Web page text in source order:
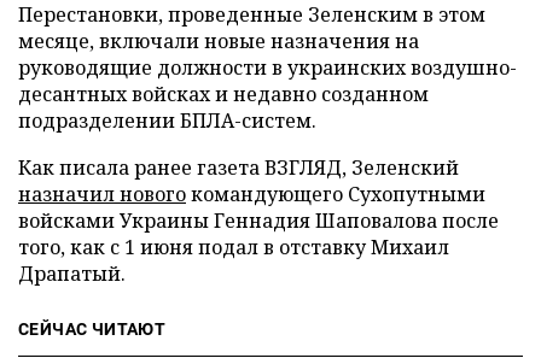
Перестановки, проведенные Зеленским в этом
месяце, включали новые назначения на
руководящие должности в украинских воздушно-
десантных войсках и недавно созданном
подразделении БПЛА-систем.
Как писала ранее газета ВЗГЛЯД, Зеленский
назначил новогокомандующего Сухопутными
войсками Украины Геннадия Шаповалова после
того, как с 1 июня подал в отставку Михаил
Драпатый.
СЕЙЧАС ЧИТАЮТ